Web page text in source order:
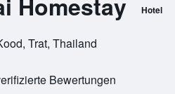
Hotel
Trat, Thailand
Bewertungen